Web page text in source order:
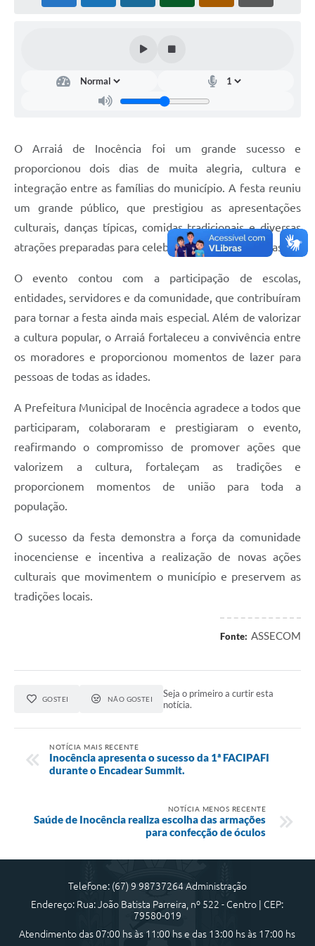
Instrumentos de Gestão - SAÚDE
Recursos Liberados
LGPD - Governo Digital
licenciamento ambiental
Fale conosco
O Arraiá de Inocência foi um grande sucesso e
proporcionou dois dias de muita alegria, cultura e
integração entre as famílias do município. A festa reuniu
um grande público, que prestigiou as apresentações
culturais, danças típicas, comidas tradicionais e diversas
atrações preparadas para celebrar as tradições juninas.
O evento contou com a participação de escolas,
entidades, servidores e da comunidade, que contribuíram
para tornar a festa ainda mais especial. Além de valorizar
a cultura popular, o Arraiá fortaleceu a convivência entre
os moradores e proporcionou momentos de lazer para
pessoas de todas as idades.
A Prefeitura Municipal de Inocência agradece a todos que
participaram, colaboraram e prestigiaram o evento,
reafirmando o compromisso de promover ações que
valorizem a cultura, fortaleçam as tradições e
proporcionem momentos de união para toda a
população.
O sucesso da festa demonstra a força da comunidade
inocenciense e incentiva a realização de novas ações
culturais que movimentem o município e preservem as
tradições locais.
Fonte: ASSECOM
GOSTEI NÃO GOSTEI
Seja o primeiro a curtir esta
notícia.
NOTÍCIA MAIS RECENTE
Inocência apresenta o sucesso da 1ª FACIPAFI
durante o Encadear Summit.
NOTÍCIA MENOS RECENTE
Saúde de Inocência realiza escolha das armações
para confecção de óculos
Telefone: (67) 9 98737264 Administração
Endereço: Rua: João Batista Parreira, nº 522 - Centro | CEP:
79580-019
Atendimento das 07:00 hs às 11:00 hs e das 13:00 hs às 17:00 hs